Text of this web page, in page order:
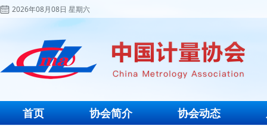
2026年08月08日 星期六
首页 协会简介 协会动态